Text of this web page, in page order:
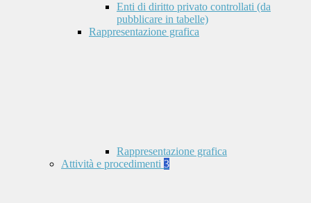
Enti di diritto privato controllati (da
pubblicare in tabelle)
Rappresentazione grafica
Rappresentazione grafica
Attività e procedimenti 3